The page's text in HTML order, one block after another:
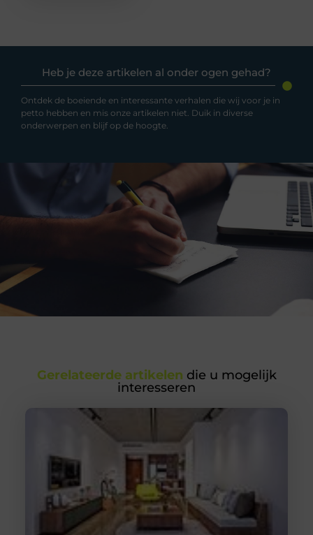
Heb je deze artikelen al onder ogen gehad?
Ontdek de boeiende en interessante verhalen die wij voor je in
petto hebben en mis onze artikelen niet. Duik in diverse
onderwerpen en blijf op de hoogte.
Gerelateerde artikelen die u mogelijk
interesseren